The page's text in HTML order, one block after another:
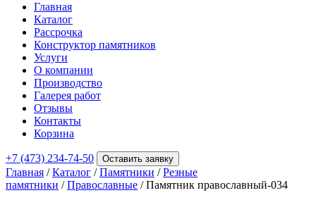
Главная
Каталог
Рассрочка
Конструктор памятников
Услуги
О компании
Производство
Галерея работ
Отзывы
Контакты
Корзина
+7 (473) 234-74-50 Оставить заявку
Главная /Каталог /Памятники /Резные
памятники /Православные / Памятник православный-034